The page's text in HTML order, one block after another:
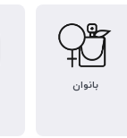
بانوان